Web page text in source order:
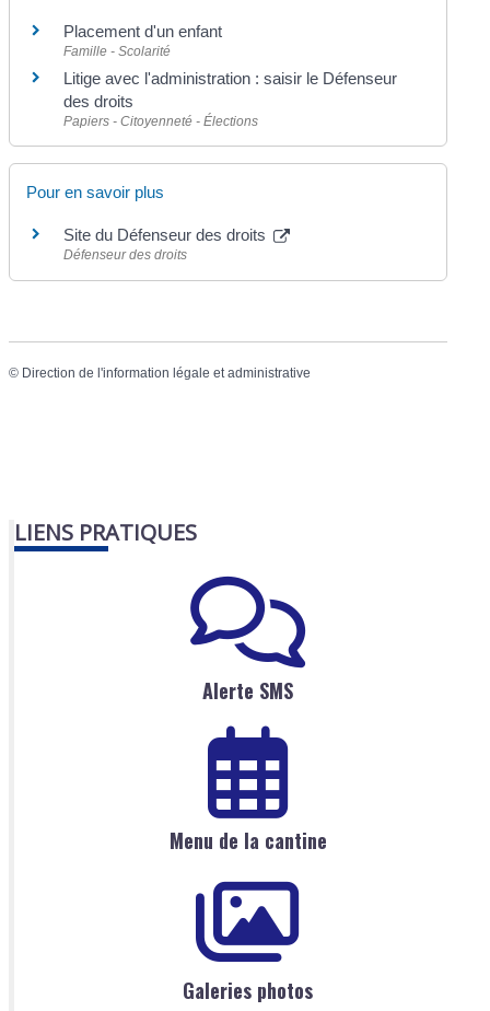
Placement d'un enfant
Famille - Scolarité
Litige avec l'administration : saisir le Défenseur
des droits
Papiers - Citoyenneté - Élections
Pour en savoir plus
Site du Défenseur des droits
Défenseur des droits
© Direction de l'information légale et administrative
LIENS PRATIQUES
Alerte SMS
Menu de la cantine
Galeries photos